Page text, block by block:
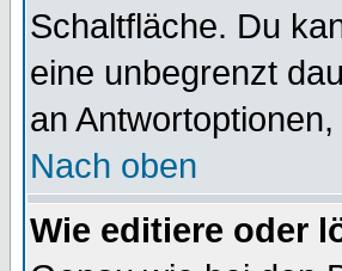
Schaltfläche. Du
eine unbegrenzt
an
Nach oben
Wie editiere oder